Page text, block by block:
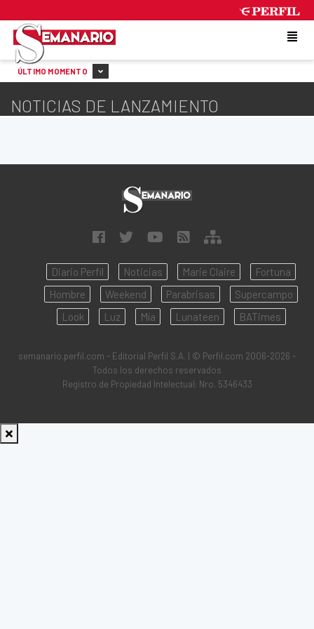
ÚLTIMO MOMENTO
NOTICIAS DE LANZAMIENTO
Diario Perfil Noticias Marie Claire
Fortuna
Hombre
Weekend Parabrisas
Supercampo
Look
Luz Mía Lunateen BATimes
semanario.perfil.com - Editorial Perfil S.A. | © Perfil.com 2006-2026 -
Todos los derechos reservados
Registro de Propiedad Intelectual: Nro. 5346433